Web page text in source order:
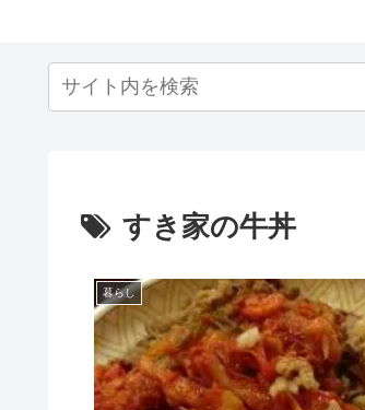
すき家の牛丼
暮らし